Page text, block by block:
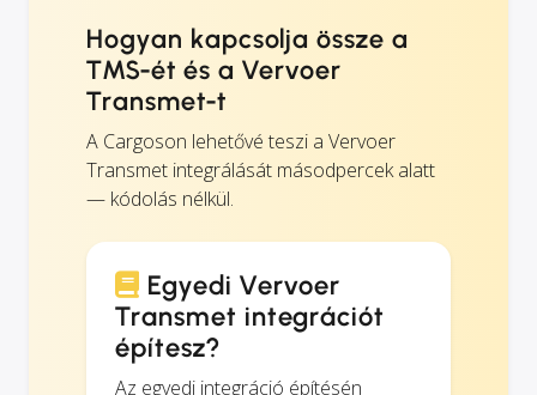
Hogyan kapcsolja össze a
TMS-ét és a Vervoer
Transmet-t
A Cargoson lehetővé teszi a Vervoer
Transmet integrálását másodpercek alatt
— kódolás nélkül.
Egyedi Vervoer
Transmet integrációt
építesz?
Az egyedi integráció építésén